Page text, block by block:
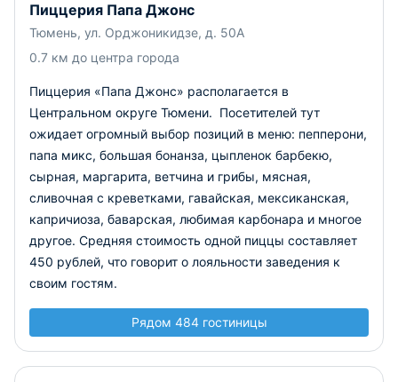
Пиццерия Папа Джонс
Тюмень, ул. Орджоникидзе, д. 50А
0.7 км до центра города
Пиццерия «Папа Джонс» располагается в
Центральном округе Тюмени. Посетителей тут
ожидает огромный выбор позиций в меню: пепперони,
папа микс, большая бонанза, цыпленок барбекю,
сырная, маргарита, ветчина и грибы, мясная,
сливочная с креветками, гавайская, мексиканская,
капричиоза, баварская, любимая карбонара и многое
другое. Средняя стоимость одной пиццы составляет
450 рублей, что говорит о лояльности заведения к
своим гостям.
Рядом 484 гостиницы